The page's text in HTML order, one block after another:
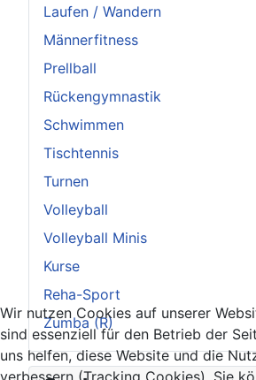
Laufen / Wandern
Männerfitness
Prellball
Rückengymnastik
Schwimmen
Tischtennis
Turnen
Volleyball
Volleyball Minis
Kurse
Reha-Sport
Zumba (R)
Wir nutzen Cookies auf unserer
sind essenziell für den Betrieb der
uns helfen, diese Website und die
verbessern (Tracking Cookies). Sie